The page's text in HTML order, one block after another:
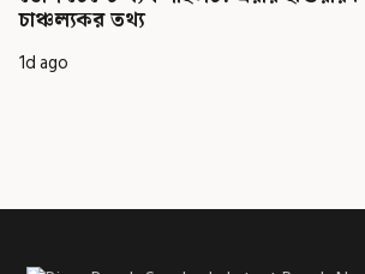
চাঞ্চল্যকর তথ্য
1d ago